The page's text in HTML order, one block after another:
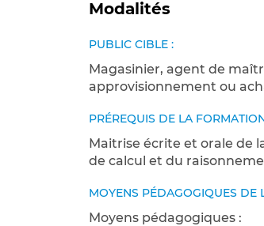
Modalités
PUBLIC CIBLE :
Magasinier, agent de
approvisionnement ou
PRÉREQUIS DE LA
Maitrise écrite et orale de
de calcul et du
MOYENS PÉDAGOGIQUES DE
Moyens pédagogiques :